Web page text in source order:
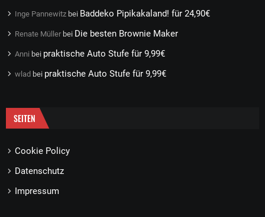
Inge Pannewitz bei Baddeko Pipikakaland! für 24,90€
Renate Müller bei Die besten Brownie Maker
Anni bei praktische Auto Stufe für 9,99€
wlad bei praktische Auto Stufe für 9,99€
SEITEN
Cookie Policy
Datenschutz
Impressum